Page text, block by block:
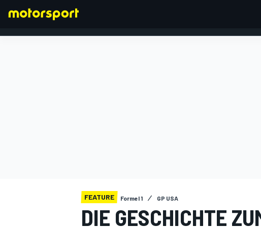
FEATURE Formel 1 GP USA
DIE GESCHICHTE